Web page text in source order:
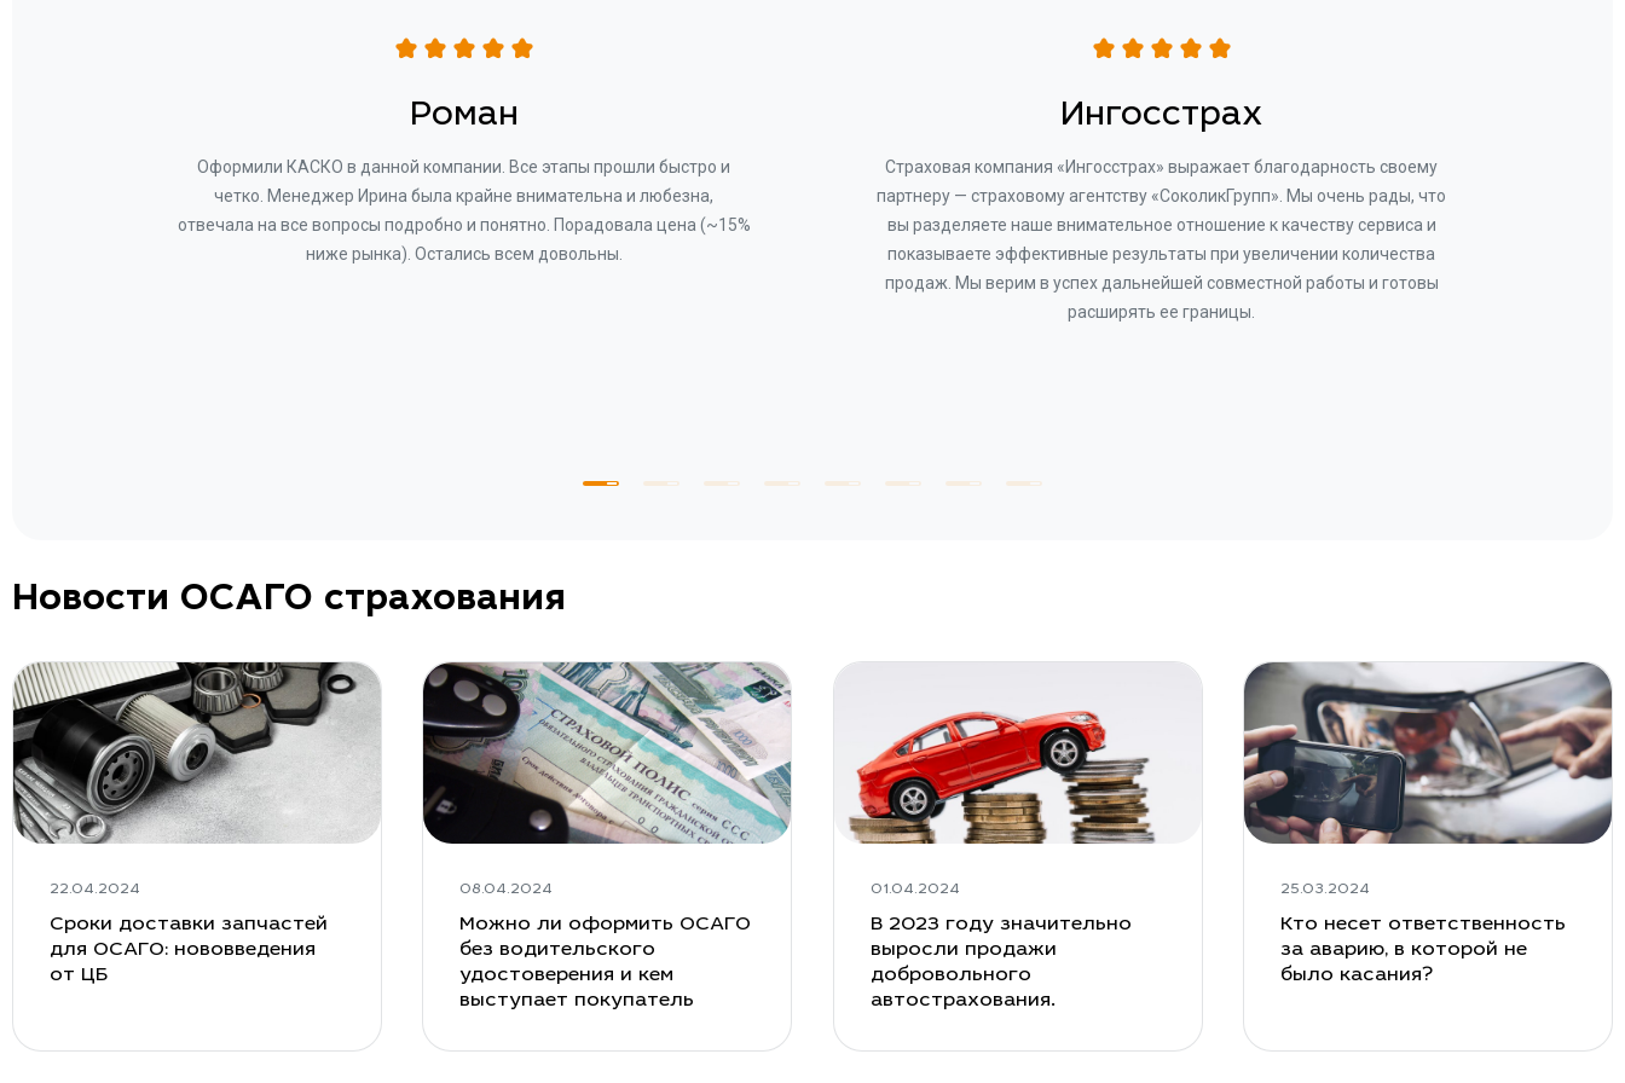
Роман
Оформили КАСКО в данной компании. Все этапы прошли быстро и
четко. Менеджер Ирина была крайне внимательна и любезна,
отвечала на все вопросы подробно и понятно. Порадовала цена (~15%
ниже рынка). Остались всем довольны.
Ингосстрах
Страховая компания «Ингосстрах» выражает благодарность своему
партнеру — страховому агентству «СоколикГрупп». Мы очень рады, что
вы разделяете наше внимательное отношение к качеству сервиса и
показываете эффективные результаты при увеличении количества
продаж. Мы верим в успех дальнейшей совместной работы и готовы
расширять ее границы.
Новости ОСАГО страхования
22.04.2024
Сроки доставки запчастей
для ОСАГО: нововведения
от ЦБ
08.04.2024
Можно ли оформить ОСАГО
без водительского
удостоверения и кем
выступает покупатель
01.04.2024
В 2023 году значительно
выросли продажи
добровольного
автострахования.
25.03.2024
Кто несет ответственность
за аварию, в которой не
было касания?